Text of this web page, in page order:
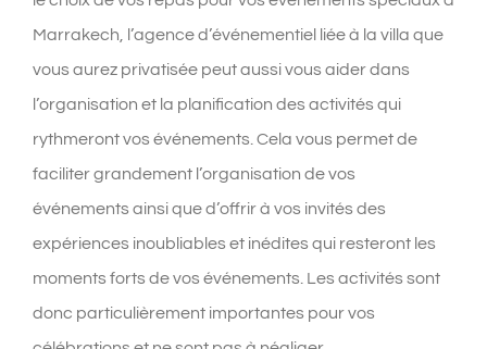
Marrakech, l’agence d’événementiel liée à la villa que
vous aurez privatisée peut aussi vous aider dans
l’organisation et la planification des activités qui
rythmeront vos événements. Cela vous permet de
faciliter grandement l’organisation de vos
événements ainsi que d’offrir à vos invités des
expériences inoubliables et inédites qui resteront les
moments forts de vos événements. Les activités sont
donc particulièrement importantes pour vos